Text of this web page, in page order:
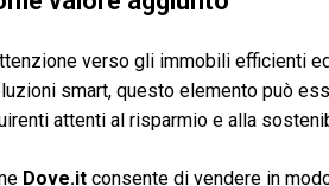
verso gli immobili efficienti
smart, questo elemento può
attenti al risparmio e alla
Dove.it consente di vendere in